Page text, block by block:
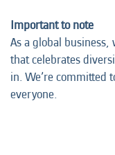
Important to note
As a global
that celebrates
in. We’re committed
everyone.